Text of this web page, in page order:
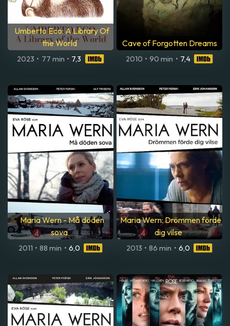
Umberto Eco: A Library Of
the World
2023 • 77 min • 7,3
Cave of Forgotten Dreams
2010 • 90 min • 7,4
Maria Wern - Må döden
sova
2011 • 88 min • 6,0
Maria Wern: Drömmen förde
dig vilse
2013 • 86 min • 6,0